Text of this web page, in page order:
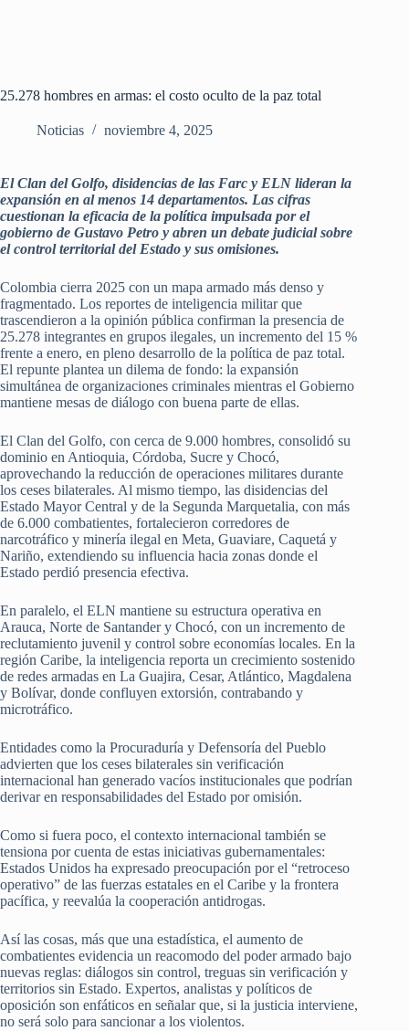
25.278 hombres en armas: el costo oculto de la paz total
Noticias noviembre 4, 2025
El Clan del Golfo, disidencias de las Farc y ELN lideran la
expansión en al menos 14 departamentos. Las cifras
cuestionan la eficacia de la política impulsada por el
gobierno de Gustavo Petro y abren un debate judicial sobre
el control territorial del Estado y sus omisiones.
Colombia cierra 2025 con un mapa armado más denso y
fragmentado. Los reportes de inteligencia militar que
trascendieron a la opinión pública confirman la presencia de
25.278 integrantes en grupos ilegales, un incremento del 15 %
frente a enero, en pleno desarrollo de la política de paz total.
El repunte plantea un dilema de fondo: la expansión
simultánea de organizaciones criminales mientras el Gobierno
mantiene mesas de diálogo con buena parte de ellas.
El Clan del Golfo, con cerca de 9.000 hombres, consolidó su
dominio en Antioquia, Córdoba, Sucre y Chocó,
aprovechando la reducción de operaciones militares durante
los ceses bilaterales. Al mismo tiempo, las disidencias del
Estado Mayor Central y de la Segunda Marquetalia, con más
de 6.000 combatientes, fortalecieron corredores de
narcotráfico y minería ilegal en Meta, Guaviare, Caquetá y
Nariño, extendiendo su influencia hacia zonas donde el
Estado perdió presencia efectiva.
En paralelo, el ELN mantiene su estructura operativa en
Arauca, Norte de Santander y Chocó, con un incremento de
reclutamiento juvenil y control sobre economías locales. En la
región Caribe, la inteligencia reporta un crecimiento sostenido
de redes armadas en La Guajira, Cesar, Atlántico, Magdalena
y Bolívar, donde confluyen extorsión, contrabando y
microtráfico.
Entidades como la Procuraduría y Defensoría del Pueblo
advierten que los ceses bilaterales sin verificación
internacional han generado vacíos institucionales que podrían
derivar en responsabilidades del Estado por omisión.
Como si fuera poco, el contexto internacional también se
tensiona por cuenta de estas iniciativas gubernamentales:
Estados Unidos ha expresado preocupación por el “retroceso
operativo” de las fuerzas estatales en el Caribe y la frontera
pacífica, y reevalúa la cooperación antidrogas.
Así las cosas, más que una estadística, el aumento de
combatientes evidencia un reacomodo del poder armado bajo
nuevas reglas: diálogos sin control, treguas sin verificación y
territorios sin Estado. Expertos, analistas y políticos de
oposición son enfáticos en señalar que, si la justicia interviene,
no será solo para sancionar a los violentos.